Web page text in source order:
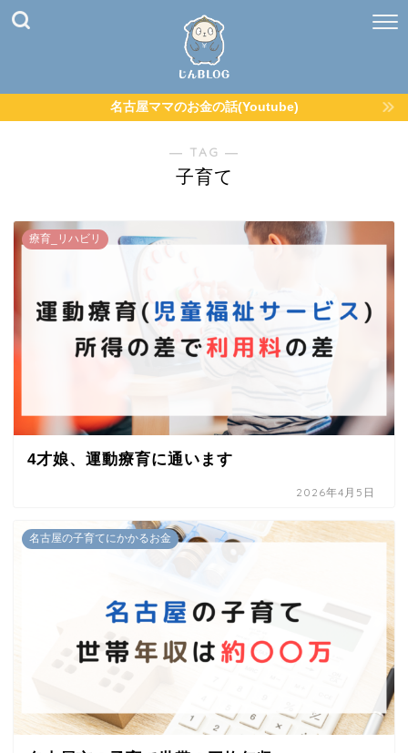
名古屋ママのお金の話(Youtube)
― TAG ―
子育て
療育_リハビリ
4才娘、運動療育に通います
2026年4月5日
名古屋の子育てにかかるお金